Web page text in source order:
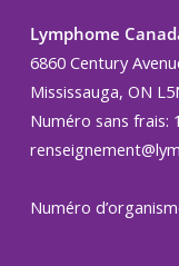
Lymphome
6860 Century
Mississauga, ON
Numéro sans frais:
Numéro